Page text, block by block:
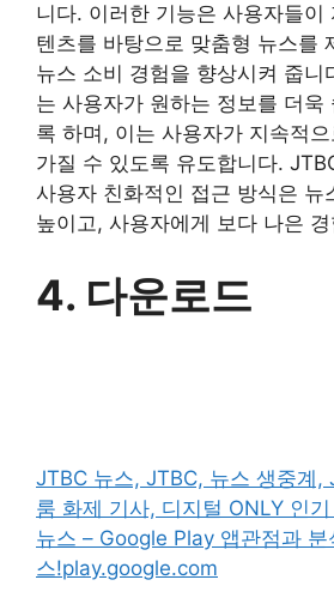
니다. 이러한 기능은 사용자들이
텐츠를 바탕으로 맞춤형 뉴스를
뉴스 소비 경험을 향상시켜 줍니
는 사용자가 원하는 정보를 더욱
록 하며, 이는 사용자가 지속적
가질 수 있도록 유도합니다.
사용자 친화적인 접근 방식은 뉴
높이고, 사용자에게 보다 나은
4. 다운로드
JTBC 뉴스, JTBC, 뉴스 생중계,
룸 화제 기사, 디지털 ONLY 인
뉴스 – Google Play 앱관점과
스!play.google.com